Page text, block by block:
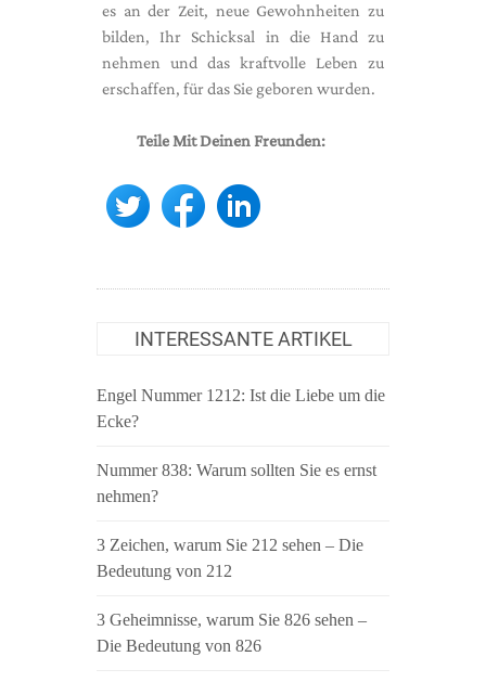
es an der Zeit, neue Gewohnheiten zu
bilden, Ihr Schicksal in die Hand zu
nehmen und das kraftvolle Leben zu
erschaffen, für das Sie geboren wurden.
Teile Mit Deinen Freunden:
INTERESSANTE ARTIKEL
Engel Nummer 1212: Ist die Liebe um die
Ecke?
Nummer 838: Warum sollten Sie es ernst
nehmen?
3 Zeichen, warum Sie 212 sehen – Die
Bedeutung von 212
3 Geheimnisse, warum Sie 826 sehen –
Die Bedeutung von 826